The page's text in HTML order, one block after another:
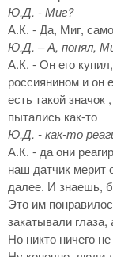
Ю.Д. - Миг?
А.К. - Да, Миг,
Ю.Д. – А, понял,
А.К. - Он его
россиянином и он
есть такой значок
пытались как-то
Ю.Д. - как-то
А.К. - да они
наш датчик мерит
далее. И знаешь,
Это им
закатывали
Но никто ничего